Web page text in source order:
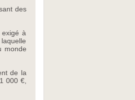
des
à
monde
de la
000 €,